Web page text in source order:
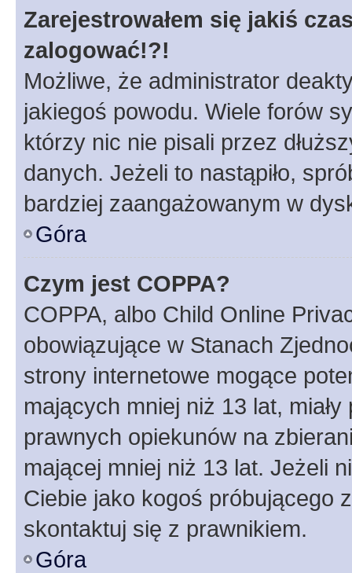
Zarejestrowałem się jakiś
zalogować!?!
Możliwe, że administrator
jakiegoś powodu. Wiele forów
którzy nic nie pisali przez
danych. Jeżeli to nastąpiło,
bardziej zaangażowanym w
Góra
Czym jest COPPA?
COPPA, albo Child Online
obowiązujące w Stanach
strony internetowe mogące
mających mniej niż 13 lat,
prawnych opiekunów na
mającej mniej niż 13 lat. Jeżeli
Ciebie jako kogoś próbującego
skontaktuj się z prawnikiem.
Góra